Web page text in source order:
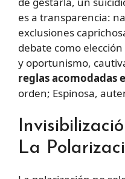
es a transparencia:
exclusiones
debate como
y oportunismo,
reglas acomodadas
orden; Espinosa,
La